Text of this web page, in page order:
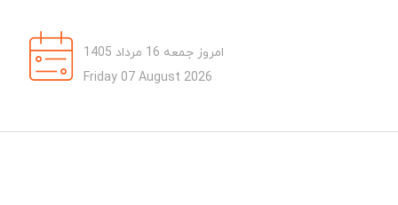
امروز جمعه 16 مرداد 1405
Friday 07 August 2026